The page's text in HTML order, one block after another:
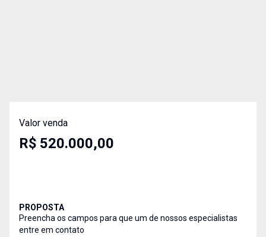
Valor venda
R$ 520.000,00
PROPOSTA
Preencha os campos para que um de nossos especialistas
entre em contato